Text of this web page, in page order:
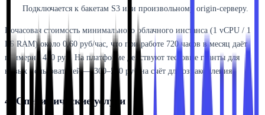
Подключается к бакетам S3 или произвольному origin-серверу.
Почасовая стоимость минимального облачного инстанса (1 vCPU / 1
ГБ RAM) около 0,60 руб/час, что при работе 720 часов в месяц даёт
примерно 430 руб. На платформе действуют тестовые гранты для
новых пользователей — 300–500 руб на счёт для ознакомления.
4. Специфические услуги